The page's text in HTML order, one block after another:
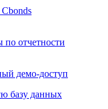
по отчетности
демо-доступ
базу данных